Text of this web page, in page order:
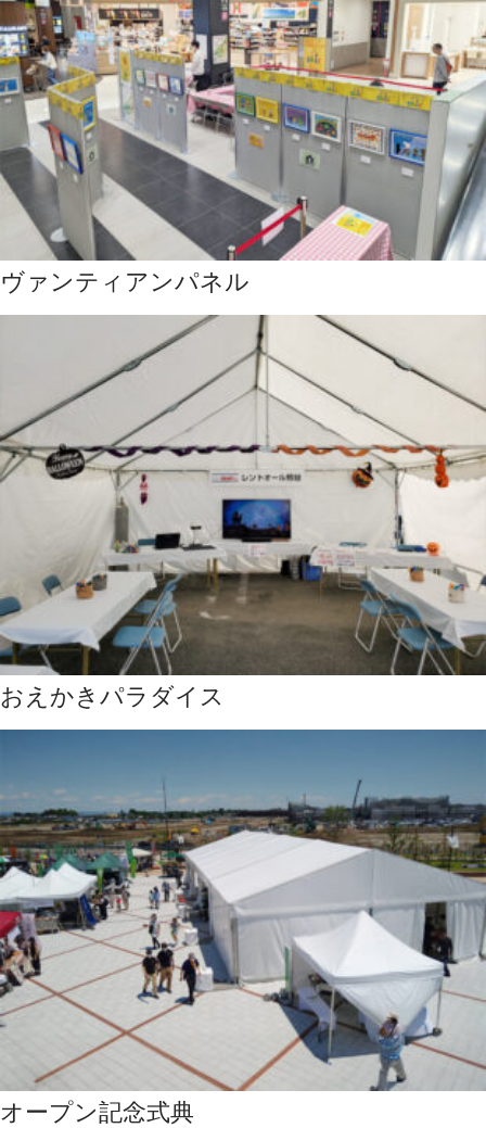
ヴァンティアンパネル
おえかきパラダイス
オープン記念式典